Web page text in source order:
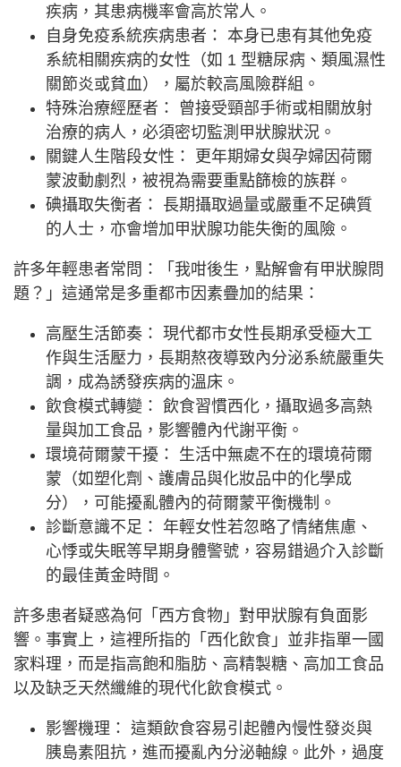
疾病，其患病機率會高於常人。
自身免疫系統疾病患者： 本身已患有其他免疫
系統相關疾病的女性（如 1 型糖尿病、類風濕性
關節炎或貧血），屬於較高風險群組。
特殊治療經歷者： 曾接受頸部手術或相關放射
治療的病人，必須密切監測甲狀腺狀況。
關鍵人生階段女性： 更年期婦女與孕婦因荷爾
蒙波動劇烈，被視為需要重點篩檢的族群。
碘攝取失衡者： 長期攝取過量或嚴重不足碘質
的人士，亦會增加甲狀腺功能失衡的風險。
許多年輕患者常問：「我咁後生，點解會有甲狀腺問
題？」這通常是多重都市因素疊加的結果：
高壓生活節奏： 現代都市女性長期承受極大工
作與生活壓力，長期熬夜導致內分泌系統嚴重失
調，成為誘發疾病的溫床。
飲食模式轉變： 飲食習慣西化，攝取過多高熱
量與加工食品，影響體內代謝平衡。
環境荷爾蒙干擾： 生活中無處不在的環境荷爾
蒙（如塑化劑、護膚品與化妝品中的化學成
分），可能擾亂體內的荷爾蒙平衡機制。
診斷意識不足： 年輕女性若忽略了情緒焦慮、
心悸或失眠等早期身體警號，容易錯過介入診斷
的最佳黃金時間。
許多患者疑惑為何「西方食物」對甲狀腺有負面影
響。事實上，這裡所指的「西化飲食」並非指單一國
家料理，而是指高飽和脂肪、高精製糖、高加工食品
以及缺乏天然纖維的現代化飲食模式。
影響機理： 這類飲食容易引起體內慢性發炎與
胰島素阻抗，進而擾亂內分泌軸線。此外，過度